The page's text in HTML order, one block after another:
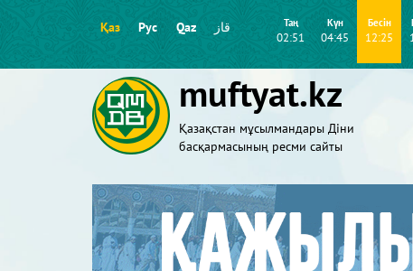
Қаз Рус Qaz قاز Таң
02:51
Күн
04:45
Бесін
12:25
muftyat.kz
Қазақстан мұсылмандары Діни
басқармасының ресми сайты